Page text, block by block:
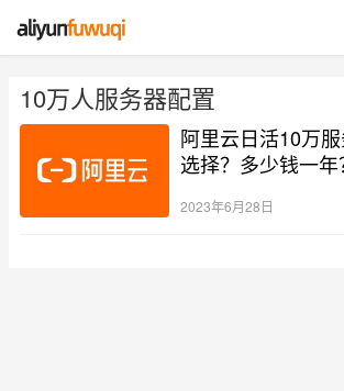
10万人服务器配置
阿里云日活10万
选择？多少钱一年
2023年6月28日